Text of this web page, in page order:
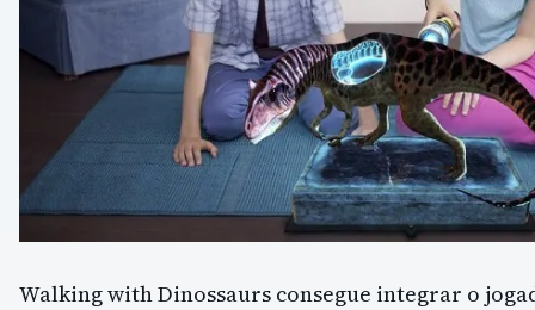
Walking with Dinossaurs consegue integrar o